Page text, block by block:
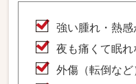
強い腫れ・熱感
夜も痛くて眠れ
外傷（転倒な